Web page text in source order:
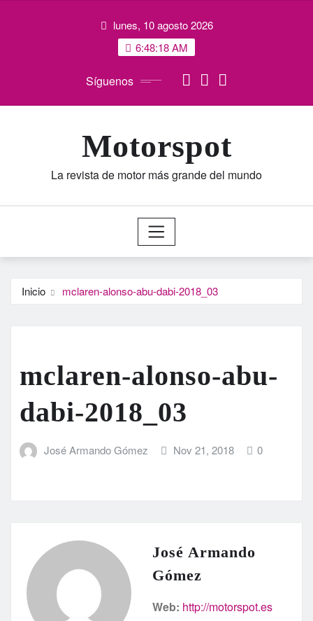
lunes, 10 agosto 2026
6:48:19 AM
Síguenos
Motorspot
La revista de motor más grande del mundo
Inicio mclaren-alonso-abu-dabi-2018_03
mclaren-alonso-abu-
dabi-2018_03
José Armando Gómez Nov 21, 2018 0
José Armando
Gómez
Web: http://motorspot.es